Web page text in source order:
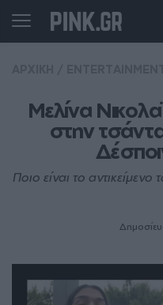
Μελίνα
στην
Ποιο είναι το